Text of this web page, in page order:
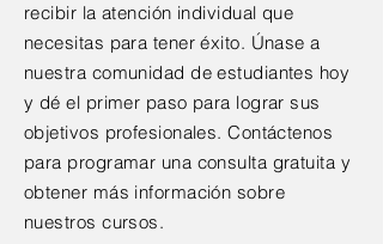
recibir la atención individual que
necesitas para tener éxito. Únase a
nuestra comunidad de estudiantes hoy
y dé el primer paso para lograr sus
objetivos profesionales. Contáctenos
para programar una consulta gratuita y
obtener más información sobre
nuestros cursos.